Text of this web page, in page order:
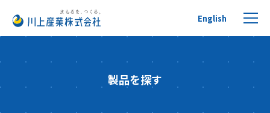
English
製品を探す